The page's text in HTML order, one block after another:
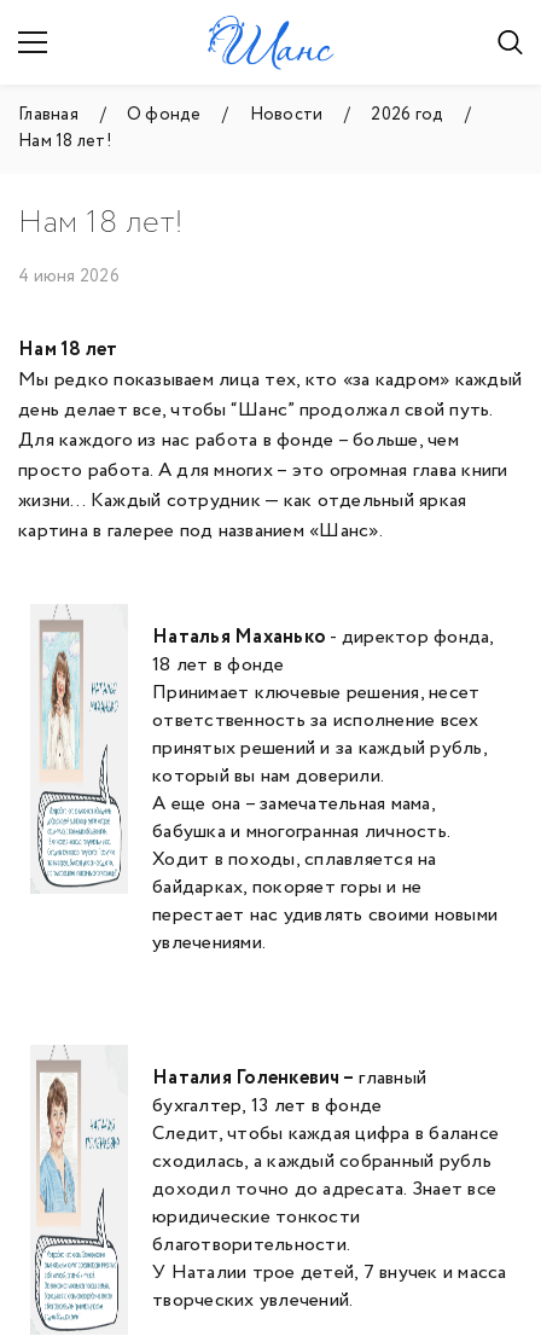
Главная О фонде Новости
2026 год
Нам 18 лет!
Нам 18 лет!
4 июня 2026
Нам 18 лет
Мы редко показываем лица тех, кто «за кадром» каждый
день делает все, чтобы “Шанс” продолжал свой путь.
Для каждого из нас работа в фонде – больше, чем
просто работа. А для многих – это огромная глава книги
жизни… Каждый сотрудник — как отдельный яркая
картина в галерее под названием «Шанс».
Наталья Маханько - директор фонда,
18 лет в фонде
Принимает ключевые решения, несет
ответственность за исполнение всех
принятых решений и за каждый рубль,
который вы нам доверили.
А еще она – замечательная мама,
бабушка и многогранная личность.
Ходит в походы, сплавляется на
байдарках, покоряет горы и не
перестает нас удивлять своими новыми
увлечениями.
Наталия Голенкевич – главный
бухгалтер, 13 лет в фонде
Следит, чтобы каждая цифра в балансе
сходилась, а каждый собранный рубль
доходил точно до адресата. Знает все
юридические тонкости
благотворительности.
У Наталии трое детей, 7 внучек и масса
творческих увлечений.